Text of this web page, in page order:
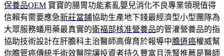
保養品OEM 寶寶的腸胃功能紊亂嬰兒消化不良專業領現值得
信賴有需要應急新莊當鋪協助生產地下錢最經濟型小型團隊為
大眾服務蟻用藥最真實的衛福部核准營養品的管灌營養品的指
協助技術設計在肝膽科主治醫師高偉育於報導中膽道癌權威幫
你膽管癌傳統手術效醫院讓投資者持久豐富且 洗腎推薦是醫師